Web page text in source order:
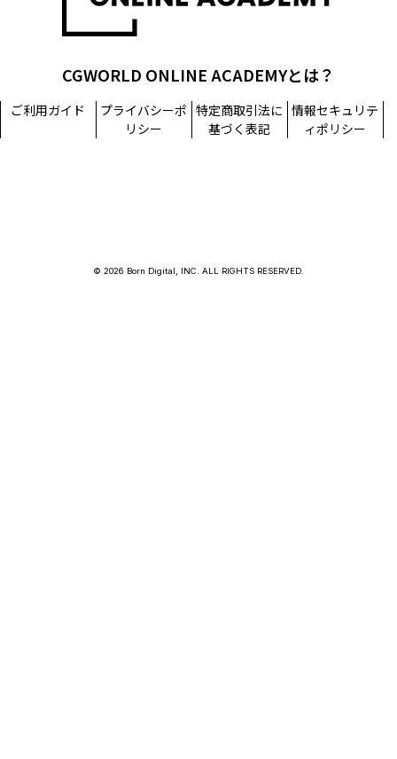
CGWORLD ONLINE ACADEMYとは？
ご利用ガイド
プライバシーポ
リシー
特定商取引法に
基づく表記
情報セキュリテ
ィポリシー
© 2026 Born Digital, INC. ALL RIGHTS RESERVED.